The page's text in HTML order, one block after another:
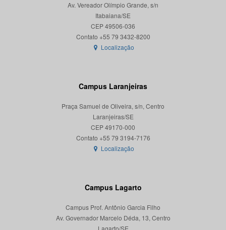
Av. Vereador Olímpio Grande, s/n
Itabaiana/SE
CEP 49506-036
Localização
Campus Laranjeiras
Praça Samuel de Oliveira, s/n, Centro
Laranjeiras/SE
CEP 49170-000
Localização
Campus Lagarto
Campus Prof. Antônio Garcia Filho
Av. Governador Marcelo Déda, 13, Centro